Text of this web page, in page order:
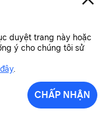
Xin chào
duyệt trang này hoặc
ý cho chúng tôi sử
.
CHẤP NHẬN